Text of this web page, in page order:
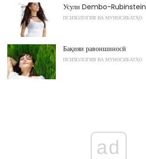
Усули Dembo-Rubinstein
ПСИХОЛОГИЯ ВА МУНОСИБАТҲО
Бақияи равоншиносӣ
ПСИХОЛОГИЯ ВА МУНОСИБАТҲО
ad